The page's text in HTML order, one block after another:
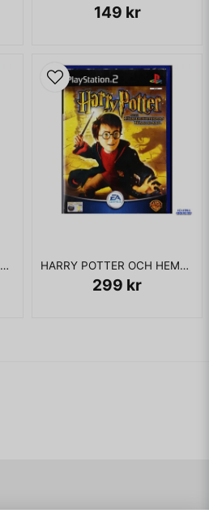
149 kr
EYETOY PLAY INKLUSIVE KAMERA PS2 HARRY POTTER OCH HEMLIGHETERNAS KAMMARE PS2
299 kr